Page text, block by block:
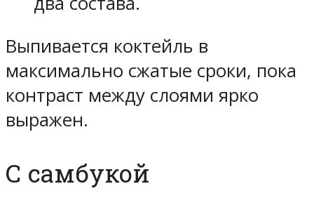
Выпивается коктейль в
максимально сжатые сроки, пока
контраст между слоями ярко
выражен.
С самбукой